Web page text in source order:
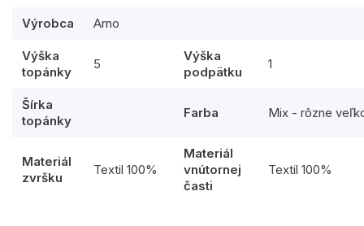
Výrobca Arno
Výška
topánky
5
Výška
podpätku
1
Šírka
topánky
Farba Mix - rôzne
Materiál
zvršku
Textil 100%
Materiál
vnútornej
časti
Textil 100%